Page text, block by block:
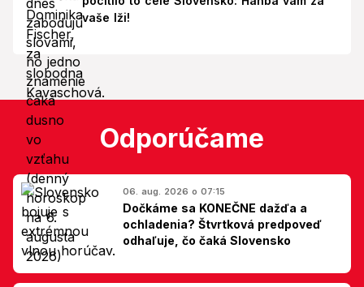
vaše lži!
Odporúčame
06. aug. 2026 o 07:15
Dočkáme sa KONEČNE dažďa a
ochladenia? Štvrtková predpoveď
odhaľuje, čo čaká Slovensko